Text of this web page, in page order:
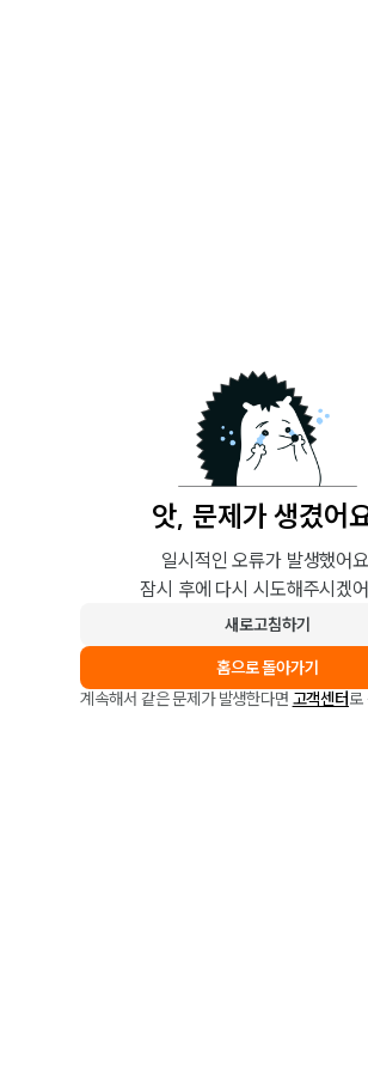
앗, 문제가 생겼어
일시적인 오류가 발생했어
잠시 후에 다시 시도해주시겠
새로고침하기
홈으로 돌아가기
계속해서 같은 문제가 발생한다면 고객센터로